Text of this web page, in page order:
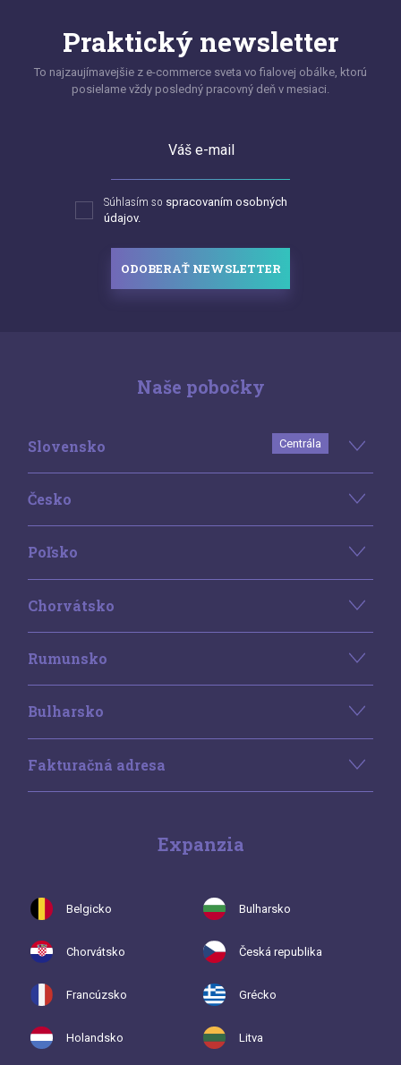
Praktický newsletter
To najzaujímavejšie z e-commerce sveta vo fialovej obálke, ktorú
posielame vždy posledný pracovný deň v mesiaci.
Váš e-mail
Súhlasím so spracovaním osobných
údajov.
ODOBERAŤ NEWSLETTER
Naše pobočky
Slovensko Centrála
Česko
Poľsko
Chorvátsko
Rumunsko
Bulharsko
Fakturačná adresa
Expanzia
Belgicko Bulharsko
Chorvátsko Česká republika
Francúzsko Grécko
Holandsko Litva